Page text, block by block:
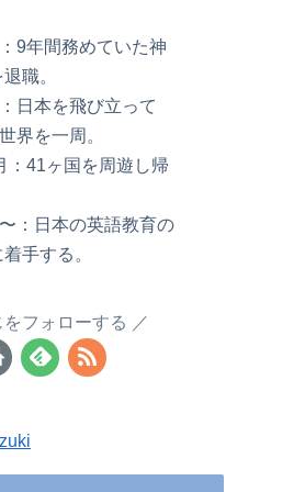
9年間務めていた神
職。
日本を飛び立って
界を一周。
：41ヶ国を周遊し帰
：日本の英語教育の
手する。
フォローする